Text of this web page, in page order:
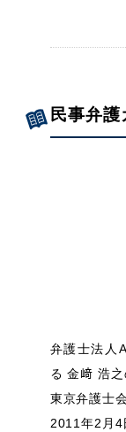
民事弁
弁護士法人
る 金﨑 浩
東京弁護士
2011年2月4